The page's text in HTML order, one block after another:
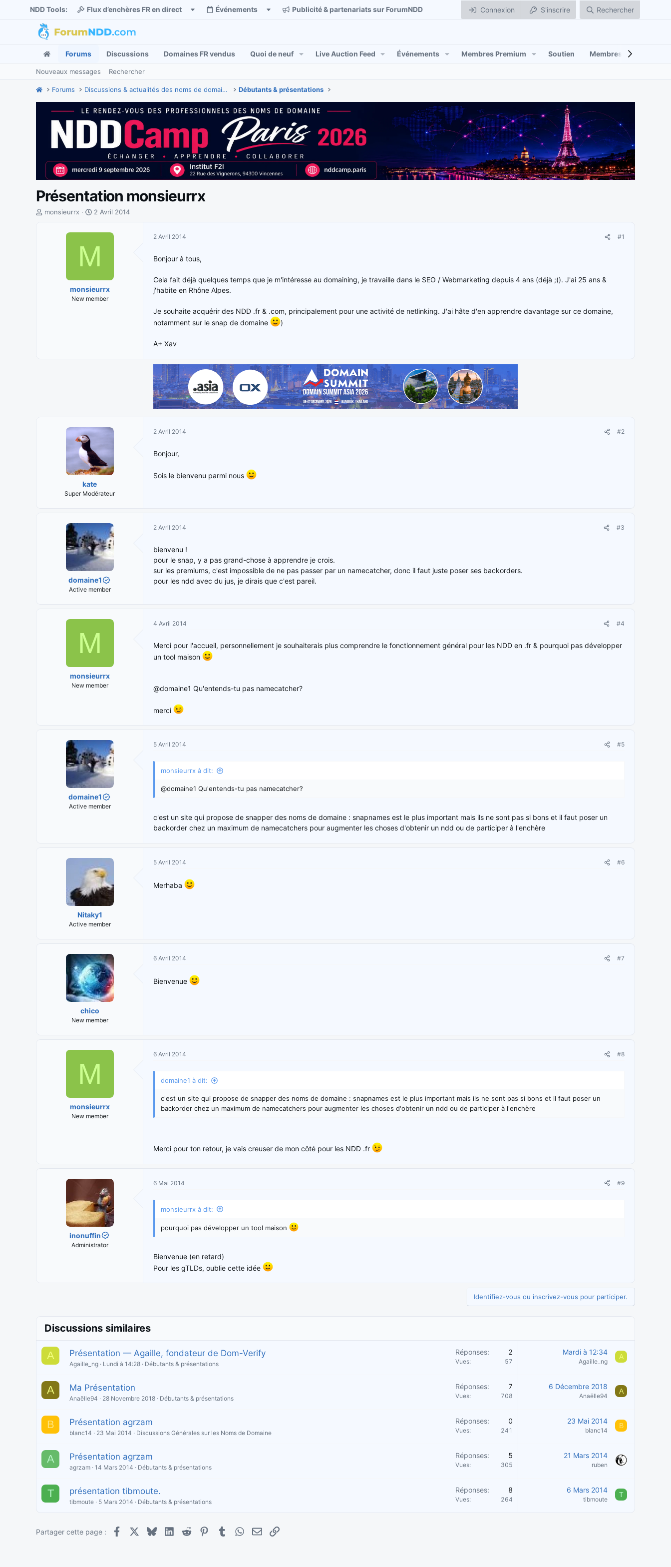
NDD Tools: Flux d’enchères FR en direct Événements Publicité & partenariats sur ForumNDD Connexion S'inscrire Rechercher
Forums Discussions Domaines FR vendus Quoi de neuf Live Auction Feed Événements Membres Premium Soutien Membres
Nouveaux messages Rechercher
Forums Discussions & actualités des noms de domaine Débutants & présentations
Présentation monsieurrx
Imonsieurrx
D
t
d
e
é
b
u
2 Avril 2014
M
monsieurrx
New member
2 Avril 2014 #1
Bonjour à tous,
Cela fait déjà quelques temps que je m'intéresse au domaining, je travaille dans le SEO / Webmarketing depuis 4 ans (déjà ;(). J'ai 25 ans &
j'habite en Rhône Alpes.
Je souhaite acquérir des NDD .fr & .com, principalement pour une activité de netlinking. J'ai hâte d'en apprendre davantage sur ce domaine,
notamment sur le snap de domaine
)
A+ Xav
kate
Super Modérateur
2 Avril 2014 #2
Bonjour,
Sois le bienvenu parmi nous
domaine1
Active member
2 Avril 2014 #3
bienvenu !
pour le snap, y a pas grand-chose à apprendre je crois.
sur les premiums, c'est impossible de ne pas passer par un namecatcher, donc il faut juste poser ses backorders.
pour les ndd avec du jus, je dirais que c'est pareil.
M
monsieurrx
New member
4 Avril 2014 #4
Merci pour l'accueil, personnellement je souhaiterais plus comprendre le fonctionnement général pour les NDD en .fr & pourquoi pas développer
un tool maison
@domaine1 Qu'entends-tu pas namecatcher?
merci
domaine1
Active member
5 Avril 2014 #5
monsieurrx à dit:
@domaine1 Qu'entends-tu pas namecatcher?
c'est un site qui propose de snapper des noms de domaine : snapnames est le plus important mais ils ne sont pas si bons et il faut poser un
backorder chez un maximum de namecatchers pour augmenter les choses d'obtenir un ndd ou de participer à l'enchère
Nitaky1
Active member
5 Avril 2014 #6
Merhaba
chico
New member
6 Avril 2014 #7
Bienvenue
M
monsieurrx
New member
6 Avril 2014 #8
domaine1 à dit:
c'est un site qui propose de snapper des noms de domaine : snapnames est le plus important mais ils ne sont pas si bons et il faut poser un
backorder chez un maximum de namecatchers pour augmenter les choses d'obtenir un ndd ou de participer à l'enchère
Merci pour ton retour, je vais creuser de mon côté pour les NDD .fr
inonuffin
Administrator
6 Mai 2014 #9
monsieurrx à dit:
pourquoi pas développer un tool maison
Bienvenue (en retard)
Pour les gTLDs, oublie cette idée
Identifiez-vous ou inscrivez-vous pour participer.
Discussions similaires
A Présentation — Agaille, fondateur de Dom-Verify
Agaille_ng Lundi à 14:28 Débutants & présentations
Réponses 2
Vues 57
Mardi à 12:34
Agaille_ng
A
A Ma Présentation
Anaëlle94 28 Novembre 2018 Débutants & présentations
Réponses 7
Vues 708
6 Décembre 2018
Anaëlle94
A
B Présentation agrzam
blanc14 23 Mai 2014 Discussions Générales sur les Noms de Domaine
Réponses 0
Vues 241
23 Mai 2014
blanc14
B
A Présentation agrzam
agrzam 14 Mars 2014 Débutants & présentations
Réponses 5
Vues 305
21 Mars 2014
ruben
T présentation tibmoute.
tibmoute 5 Mars 2014 Débutants & présentations
Réponses 8
Vues 264
6 Mars 2014
tibmoute
T
Partager cette page : Facebook BlueskyLinkedIn
Reddit PinterestTumblrWhatsApp
E-mailLien